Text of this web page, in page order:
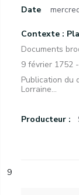
Date
Contexte :
Documents
9 février 1752
Publication du
Lorraine...
Producteur :
9